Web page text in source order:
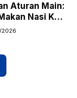
Aturan Main:
Nasi Keju
Tahu!
2026